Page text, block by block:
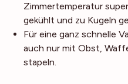
Zimmertemperatur
gekühlt und zu Kugeln
Für eine ganz schnelle
auch nur mit Obst,
stapeln.